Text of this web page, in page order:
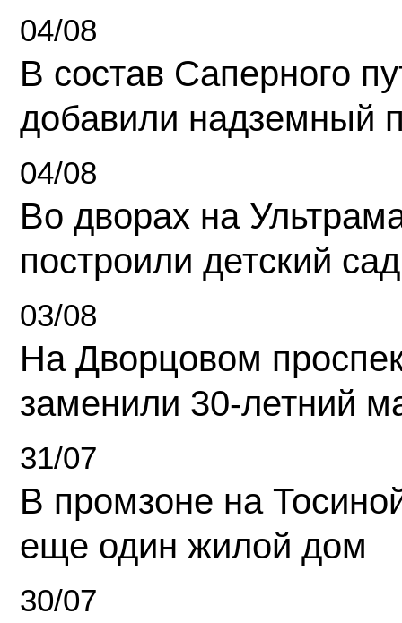
04/08
В состав Саперного
добавили надземный
04/08
Во дворах на
построили детский сад
03/08
На Дворцовом
заменили 30-летний
31/07
В промзоне на
еще один жилой дом
30/07